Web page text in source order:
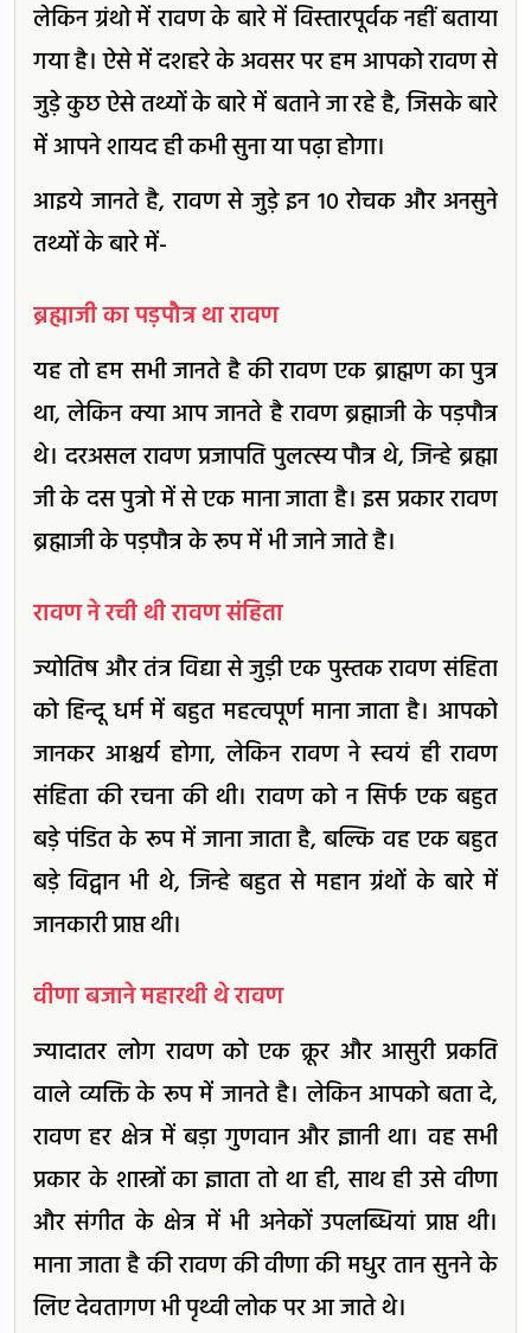
लेकिन ग्रंथो में रावण के बारे में विस्तारपूर्वक नहीं बताया
गया है। ऐसे में दशहरे के अवसर पर हम आपको रावण से
जुड़े कुछ ऐसे तथ्यों के बारे में बताने जा रहे है, जिसके बारे
में आपने शायद ही कभी सुना या पढ़ा होगा।
आइये जानते है, रावण से जुड़े इन 10 रोचक और अनसुने
तथ्यों के बारे में-
ब्रह्माजी का पड़पौत्र था रावण
यह तो हम सभी जानते है की रावण एक ब्राह्मण का पुत्र
था, लेकिन क्या आप जानते है रावण ब्रह्माजी के पड़पौत्र
थे। दरअसल रावण प्रजापति पुलत्स्य पौत्र थे, जिन्हे ब्रह्मा
जी के दस पुत्रो में से एक माना जाता है। इस प्रकार रावण
ब्रह्माजी के पड़पौत्र के रूप में भी जाने जाते है।
रावण ने रची थी रावण संहिता
ज्योतिष और तंत्र विद्या से जुड़ी एक पुस्तक रावण संहिता
को हिन्दू धर्म में बहुत महत्वपूर्ण माना जाता है। आपको
जानकर आश्चर्य होगा, लेकिन रावण ने स्वयं ही रावण
संहिता की रचना की थी। रावण को न सिर्फ एक बहुत
बड़े पंडित के रूप में जाना जाता है, बल्कि वह एक बहुत
बड़े विद्वान भी थे, जिन्हे बहुत से महान ग्रंथों के बारे में
जानकारी प्राप्त थी।
वीणा बजाने महारथी थे रावण
ज्यादातर लोग रावण को एक क्रूर और आसुरी प्रकति
वाले व्यक्ति के रूप में जानते है। लेकिन आपको बता दे,
रावण हर क्षेत्र में बड़ा गुणवान और ज्ञानी था। वह सभी
प्रकार के शास्त्रों का ज्ञाता तो था ही, साथ ही उसे वीणा
और संगीत के क्षेत्र में भी अनेकों उपलब्धियां प्राप्त थी।
माना जाता है की रावण की वीणा की मधुर तान सुनने के
लिए देवतागण भी पृथ्वी लोक पर आ जाते थे।